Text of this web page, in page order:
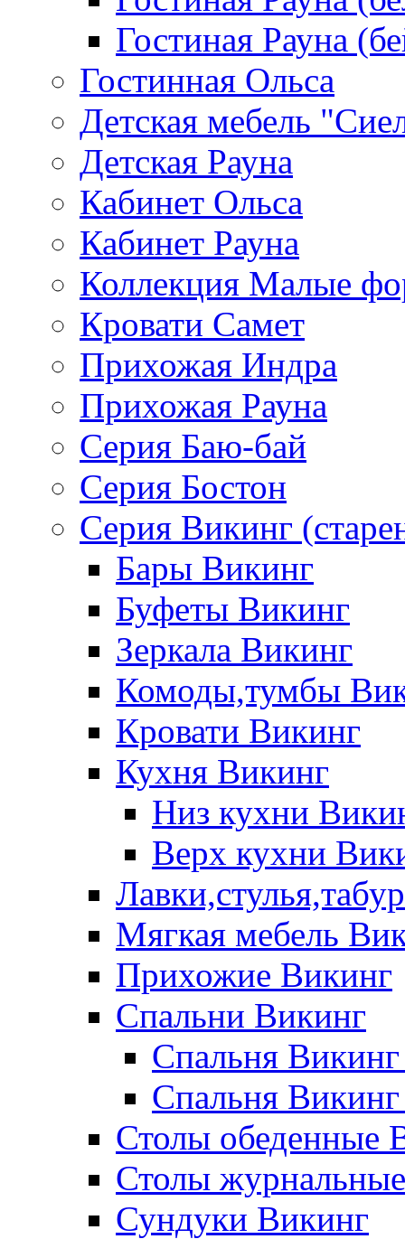
Гостиная Рауна
Гостинная Ольса
Детская мебель
Детская Рауна
Кабинет Ольса
Кабинет Рауна
Коллекция Малые
Кровати Самет
Прихожая Индра
Прихожая Рауна
Серия Баю-бай
Серия Бостон
Серия Викинг
Бары Викинг
Буфеты Викинг
Зеркала Викинг
Комоды,тумбы
Кровати Викинг
Кухня Викинг
Низ кухни
Верх кухни
Мягкая мебель
Прихожие Викинг
Спальни Викинг
Спальня
Спальня
Столы обеденные
Столы
Сундуки Викинг